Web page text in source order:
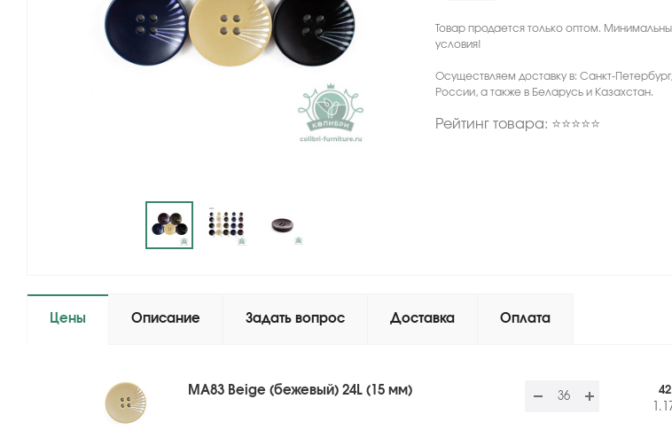
Товар продается только оптом.
условия!
Осуществляем доставку в: Санкт-
России, а также в Беларусь и Казахстан.
Рейтинг товара: ⭐⭐⭐⭐⭐
Цены Описание Задать вопрос Доставка Оплата
MA83 Beige (бежевый) 24L (15 мм)